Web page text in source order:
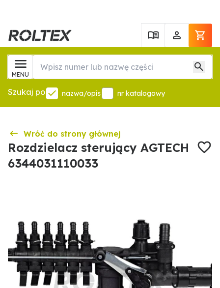
MENU
Szukaj po nazwa/opis nr katalogowy
Wróć do strony głównej
Rozdzielacz sterujący AGTECH
6344031110033